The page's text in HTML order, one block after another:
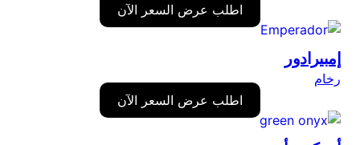
اطلب عرض السعر الآن
إمبيرادور
رخام
اطلب عرض السعر الآن